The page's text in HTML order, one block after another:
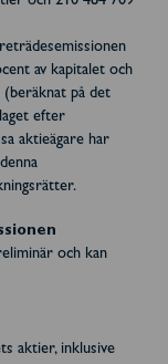
av kapitalet och
på det
efter
aktieägare har
och kan
aktier, inklusive